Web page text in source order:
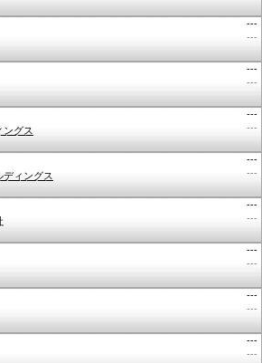
---
---
---
---
ングス
---
---
ディングス
---
---
---
---
---
---
---
---
---
---